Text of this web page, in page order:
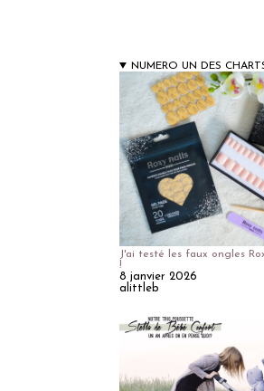
NUMERO UN DES
J'ai testé les faux ongles
!
8 janvier 2026
alittleb